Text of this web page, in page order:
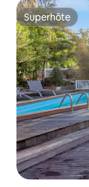
Superhôte
Superhôte